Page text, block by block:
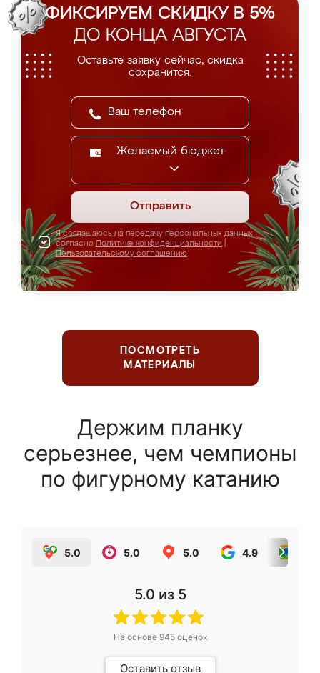
ФИКСИРУЕМ СКИДКУ В 5%
ДО КОНЦА АВГУСТА
Оставьте заявку сейчас, скидка
сохранится.
Желаемый бюджет
Отправить
Я соглашаюсь на передачу персональных данных
согласно Политике конфиденциальности
Пользовательскому соглашению
ПОСМОТРЕТЬ
МАТЕРИАЛЫ
Держим планку
серьезнее, чем чемпионы
по фигурному катанию
5.0 5.0 5.0 4.9
5.0 из 5
На основе 945оценок
Оставить отзыв